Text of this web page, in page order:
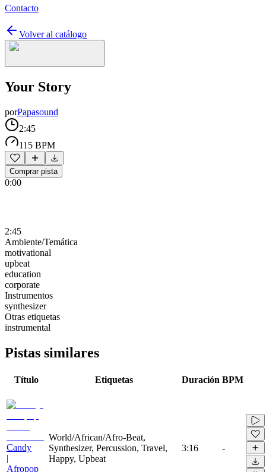
Contacto
Volver al catálogo
Your Story
porPapasound
2:45
115 BPM
Comprar pista
0:00
2:45
Ambiente/Temática
motivational
upbeat
education
corporate
Instrumentos
synthesizer
Otras etiquetas
instrumental
Pistas similares
Título Etiquetas Duración BPM
Candy
|
Afropop
World/African/Afro-Beat,
Synthesizer, Percussion, Travel,
Happy, Upbeat
3:16 -